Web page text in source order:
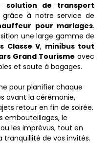
solution de transport
grâce à notre service de
pour mariages.
une large gamme de
Classe V, minibus tout
Grand Tourisme avec
et soute à bagages.
pour planifier chaque
avant la cérémonie,
retour en fin de soirée.
embouteillages, le
les imprévus, tout en
de vos invités.